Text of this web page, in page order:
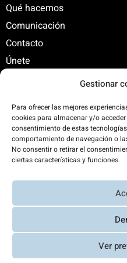
Gestionar
Para ofrecer las mejores
cookies para almacenar y/o
consentimiento de estas
comportamiento de navegación o
No consentir o retirar el
ciertas características y funciones.
Ver
Qué hacemos
Comunicación
Contacto
Únete
C/ Santa Engracia, 108.
+34 625 47 42 11
300%. Web
renovables.